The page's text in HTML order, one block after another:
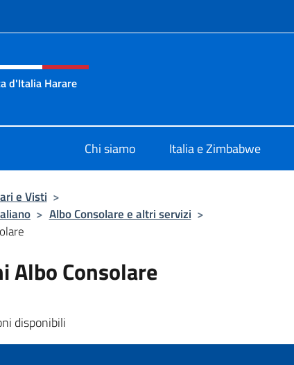
social e menù
d'Italia Harare
Chi siamo Italia e Zimbabwe
e Visti >
> Albo Consolare e altri servizi >
Albo Consolare
disponibili